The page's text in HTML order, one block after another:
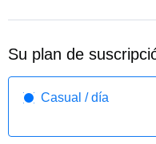
Su plan de
Casual / día